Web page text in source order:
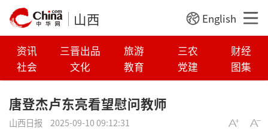
山西 English
资讯 三晋出品 旅游 三农
财经
社会
文化 教育 党建 图集
唐登杰卢东亮看望慰问教师
山西日报 2025-09-10 09:12:31